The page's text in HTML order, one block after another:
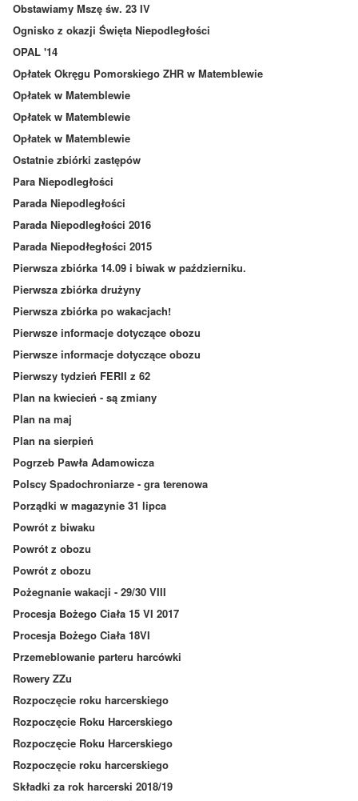
Obstawiamy Mszę św. 23 IV
Ognisko z okazji Święta Niepodległości
OPAL '14
Opłatek Okręgu Pomorskiego ZHR w Matemblewie
Opłatek w Matemblewie
Opłatek w Matemblewie
Opłatek w Matemblewie
Ostatnie zbiórki zastępów
Para Niepodległości
Parada Niepodległości
Parada Niepodległości 2016
Parada Niepodłegłości 2015
Pierwsza zbiórka 14.09 i biwak w październiku.
Pierwsza zbiórka drużyny
Pierwsza zbiórka po wakacjach!
Pierwsze informacje dotyczące obozu
Pierwsze informacje dotyczące obozu
Pierwszy tydzień FERII z 62
Plan na kwiecień - są zmiany
Plan na maj
Plan na sierpień
Pogrzeb Pawła Adamowicza
Polscy Spadochroniarze - gra terenowa
Porządki w magazynie 31 lipca
Powrót z biwaku
Powrót z obozu
Powrót z obozu
Pożegnanie wakacji - 29/30 VIII
Procesja Bożego Ciała 15 VI 2017
Procesja Bożego Ciała 18VI
Przemeblowanie parteru harcówki
Rowery ZZu
Rozpoczęcie roku harcerskiego
Rozpoczęcie Roku Harcerskiego
Rozpoczęcie Roku Harcerskiego
Rozpoczęcie roku harcerskiego
Składki za rok harcerski 2018/19